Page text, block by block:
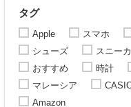
タグ
Apple スマホ
シューズ
スニー
おすすめ
時計
マレーシア
Amazon